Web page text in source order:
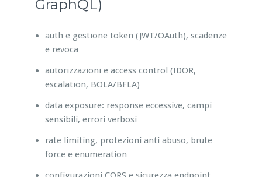
GraphQL)
auth e gestione token (JWT/OAuth), scadenze
e revoca
autorizzazioni e access control (IDOR,
escalation, BOLA/BFLA)
data exposure: response eccessive, campi
sensibili, errori verbosi
rate limiting, protezioni anti abuso, brute
force e enumeration